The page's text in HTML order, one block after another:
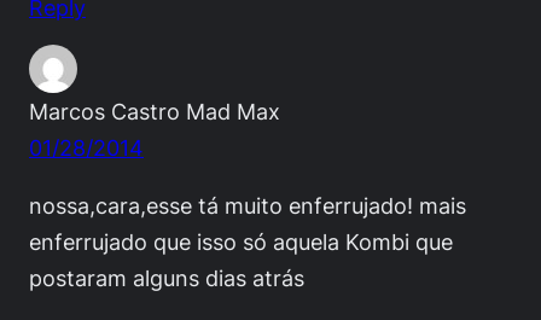
Reply
Marcos Castro Mad Max
01/28/2014
nossa,cara,esse tá muito enferrujado! mais
enferrujado que isso só aquela Kombi que
postaram alguns dias atrás